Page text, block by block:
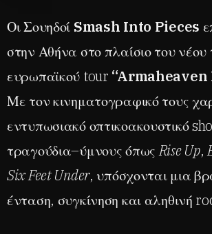
Οι Σουηδοί Smash Into Pieces
στην Αθήνα στο πλαίσιο του νέου
ευρωπαϊκού tour
Με τον κινηματογραφικό τους
εντυπωσιακό οπτικοακουστικό
τραγούδια–ύμνους όπωςRise Up,
Six Feet Under, υπόσχονται μια
ένταση, συγκίνηση και αληθινή